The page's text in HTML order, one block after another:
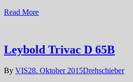
Read More
Leybold Trivac D 65B
By VIS28. Oktober 2015Drehschieber